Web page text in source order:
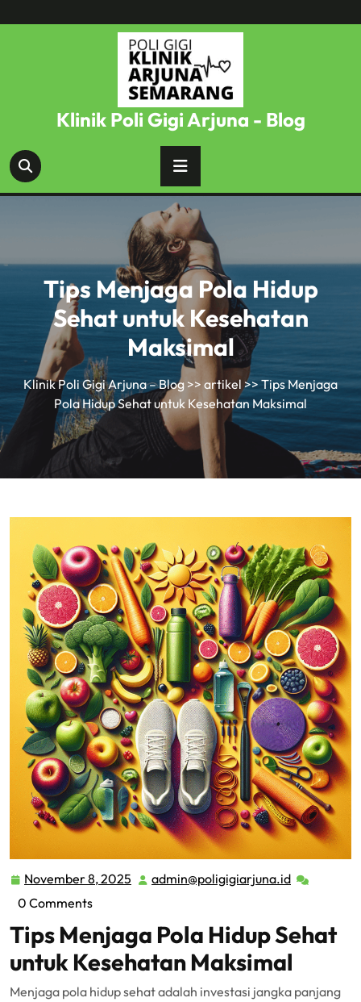
to
Klinik Poli Gigi Arjuna - Blog
Tips Menjaga Pola Hidup
Sehat untuk Kesehatan
Maksimal
Klinik Poli Gigi Arjuna – Blog >> artikel>> Tips Menjaga
Pola Hidup Sehat untuk Kesehatan Maksimal
November 8, 2025 November
admin@poligigiarjuna.id
0 Comments
Tips Menjaga Pola Hidup Sehat
untuk Kesehatan Maksimal
Menjaga pola hidup sehat adalah investasi jangka panjang